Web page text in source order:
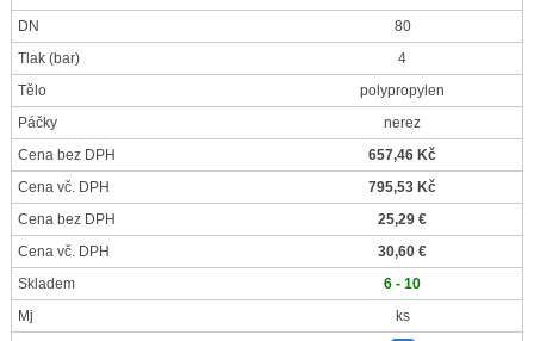
DN
80
Tlak (bar)
4
Tělo
polypropylen
Páčky
nerez
Cena bez DPH
657,46 Kč
Cena vč. DPH
795,53 Kč
Cena bez DPH
25,29 €
Cena vč. DPH
30,60 €
Skladem
6 - 10
Mj
ks